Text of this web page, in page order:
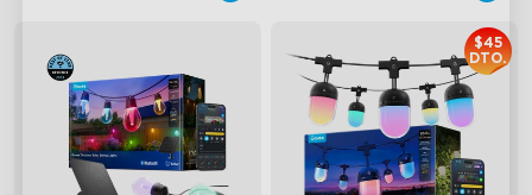
$45
DTO.